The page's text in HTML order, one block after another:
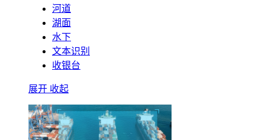
河道
湖面
水下
文本识别
收银台
展开 收起